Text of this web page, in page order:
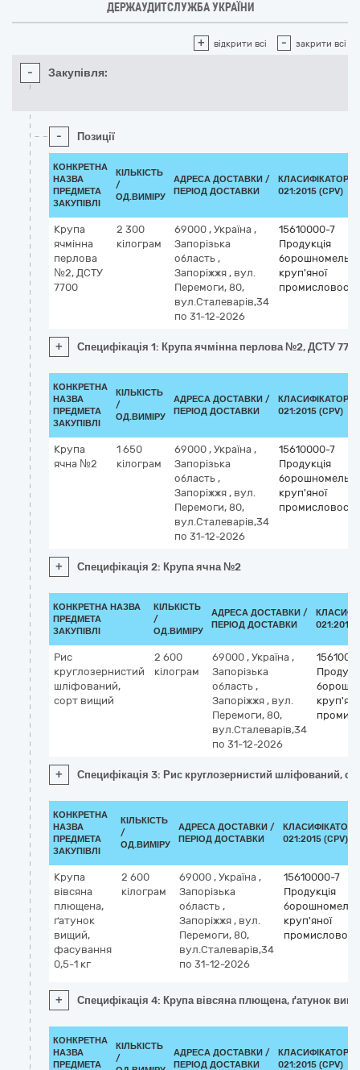
ДЕРЖАУДИТСЛУЖБА УКРАЇНИ
+ відкрити всі - закрити всі
- Закупівля:
- Позиції
КОНКРЕТНА
НАЗВА
ПРЕДМЕТА
ЗАКУПІВЛІ
КІЛЬКІСТЬ
/
ОД.ВИМІРУ
АДРЕСА ДОСТАВКИ /
ПЕРІОД ДОСТАВКИ
КЛАСИФІКАТОР
021:2015 (CPV)
Крупа
ячмінна
перлова
№2, ДСТУ
7700
2 300
кілограм
69000 , Україна ,
Запорізька
область ,
Запоріжжя , вул.
Перемоги, 80,
вул.Сталеварів,34
по 31-12-2026
15610000-7
Продукція
круп'яної
промисловості
+ Специфікація 1: Крупа ячмінна перлова №2, ДСТУ
КОНКРЕТНА
НАЗВА
ПРЕДМЕТА
ЗАКУПІВЛІ
КІЛЬКІСТЬ
/
ОД.ВИМІРУ
АДРЕСА ДОСТАВКИ /
ПЕРІОД ДОСТАВКИ
КЛАСИФІКАТОР
021:2015 (CPV)
Крупа
ячна №2
1 650
кілограм
69000 , Україна ,
Запорізька
область ,
Запоріжжя , вул.
Перемоги, 80,
вул.Сталеварів,34
по 31-12-2026
15610000-7
Продукція
круп'яної
промисловості
+ Специфікація 2: Крупа ячна №2
КОНКРЕТНА НАЗВА
ПРЕДМЕТА
ЗАКУПІВЛІ
КІЛЬКІСТЬ
/
ОД.ВИМІРУ
АДРЕСА ДОСТАВКИ /
ПЕРІОД ДОСТАВКИ
021:2015
Рис
круглозернистий
шліфований,
сорт вищий
2 600
кілограм
69000 , Україна ,
Запорізька
область ,
Запоріжжя , вул.
Перемоги, 80,
вул.Сталеварів,34
по 31-12-2026
+ Специфікація 3: Рис круглозернистий шліфований,
КОНКРЕТНА
НАЗВА
ПРЕДМЕТА
ЗАКУПІВЛІ
КІЛЬКІСТЬ
/
ОД.ВИМІРУ
АДРЕСА ДОСТАВКИ /
ПЕРІОД ДОСТАВКИ
КЛАСИФІКАТОР
021:2015 (CPV)
Крупа
вівсяна
плющена,
ґатунок
вищий,
фасування
0,5-1 кг
2 600
кілограм
69000 , Україна ,
Запорізька
область ,
Запоріжжя , вул.
Перемоги, 80,
вул.Сталеварів,34
по 31-12-2026
15610000-7
Продукція
круп'яної
+ Специфікація 4: Крупа вівсяна плющена, ґатунок
КОНКРЕТНА
НАЗВА
ПРЕДМЕТА
КІЛЬКІСТЬ
/
АДРЕСА ДОСТАВКИ /
ПЕРІОД ДОСТАВКИ
КЛАСИФІКАТОР
021:2015 (CPV)